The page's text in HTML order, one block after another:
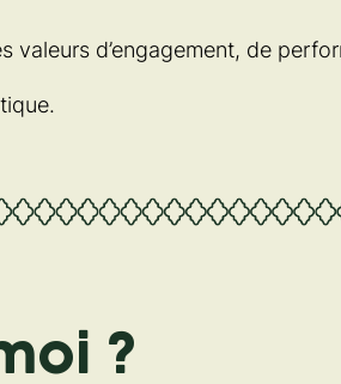
d’engagement, de
?